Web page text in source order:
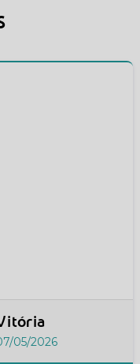
05/2026